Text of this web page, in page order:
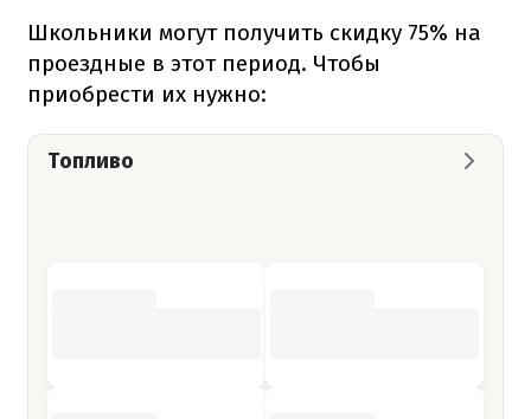
Школьники могут получить скидку 75% на
проездные в этот период. Чтобы
приобрести их нужно:
Топливо